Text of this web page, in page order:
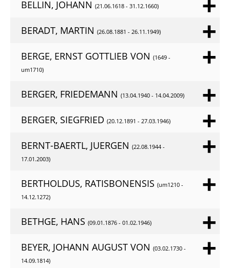
BELLIN, JOHANN (21.06.1618 - 31.12.1660)
BERADT, MARTIN (26.08.1881 - 26.11.1949)
BERGE, ERNST GOTTLIEB VON (1649 -
um1710)
BERGER, FRIEDEMANN (13.04.1940 - 14.04.2009)
BERGER, SIEGFRIED (20.12.1891 - 27.03.1946)
BERNT-BAERTL, JUERGEN (22.08.1944 -
17.01.2003)
BERTHOLDUS, RATISBONENSIS (um1210 -
14.12.1272)
BETHGE, HANS (09.01.1876 - 01.02.1946)
BEYER, JOHANN AUGUST VON (03.02.1730 -
14.09.1814)